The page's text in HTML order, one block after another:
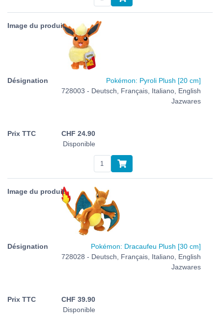
Pokémon: Pyroli Plush [20 cm]
728003 - Deutsch, Français, Italiano, English
Jazwares
CHF 24.90
Disponible
Pokémon: Dracaufeu Plush [30 cm]
728028 - Deutsch, Français, Italiano, English
Jazwares
CHF 39.90
Disponible